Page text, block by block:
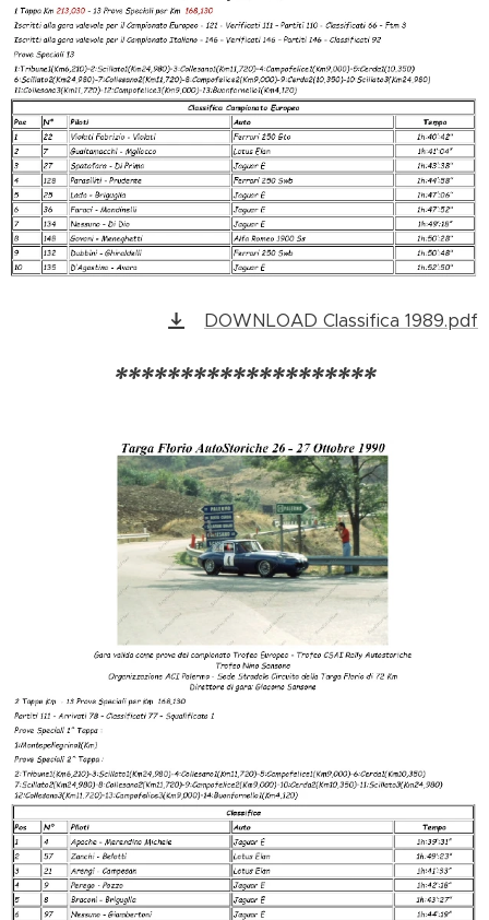
DOWNLOAD Classifica 1989.pdf
********************